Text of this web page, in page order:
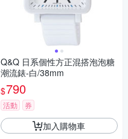
Q&Q 日系個性方正混搭泡泡糖
潮流錶-白/38mm
$790
活動 券
加入購物車